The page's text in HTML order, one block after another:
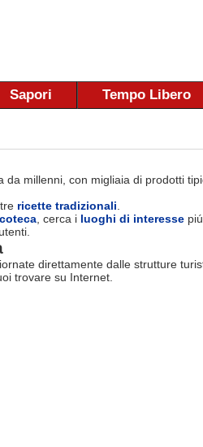
Sapori Tempo Libero
da millenni, con migliaia di prodotti
ricette tradizionali
, cerca i luoghi di interesse
direttamente dalle strutture
trovare su Internet.